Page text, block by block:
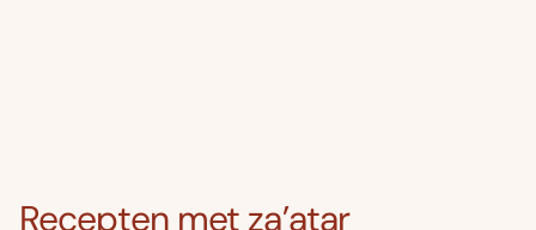
Recepten met za’atar